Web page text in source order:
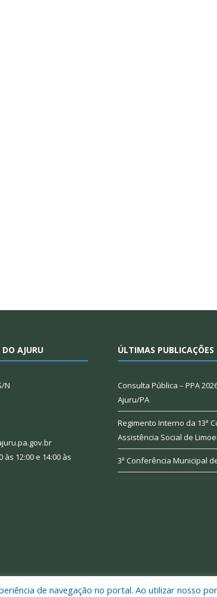
AJURU
N
12:00 e 14:00 às
ÚLTIMAS PUBLICAÇÕES
Consulta Pública – PPA
Ajuru/PA
Regimento Interno da 13ª
Assistência Social de
3ª Conferência Municipal
de navegação no portal. Ao utilizar nosso